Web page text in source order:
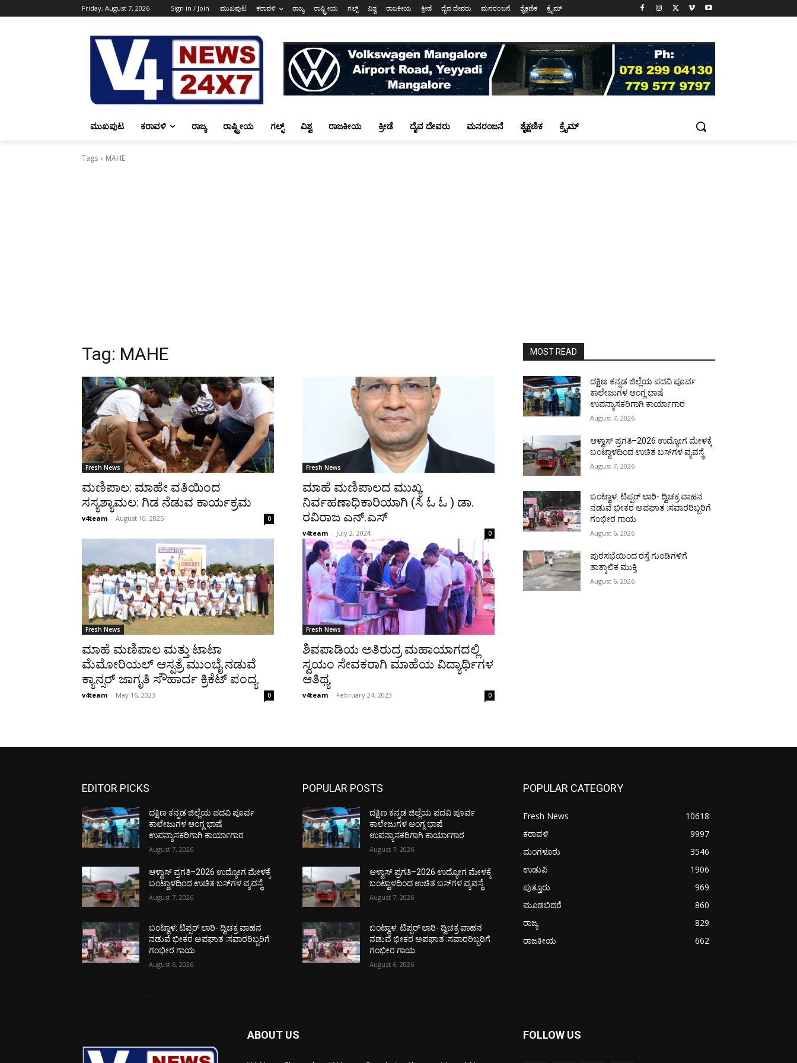
Friday, August 7, 2026 Sign in / Join ಮುಖಪುಟ ಕರಾವಳಿ ರಾಜ್ಯ ರಾಷ್ಟ್ರೀಯ ಗಲ್ಫ್ ವಿಶ್ವ ರಾಜಕೀಯ ಕ್ರೀಡೆ ದೈವ ದೇವರು ಮನರಂಜನೆ ಶೈಕ್ಷಣಿಕ ಕ್ರೈಮ್
ಮುಖಪುಟ ಕರಾವಳಿ ರಾಜ್ಯ ರಾಷ್ಟ್ರೀಯ ಗಲ್ಫ್ ವಿಶ್ವ ರಾಜಕೀಯ ಕ್ರೀಡೆ ದೈವ ದೇವರು ಮನರಂಜನೆ ಶೈಕ್ಷಣಿಕ ಕ್ರೈಮ್
Tags MAHE
Tag: MAHE
Fresh News
ಮಣಿಪಾಲ: ಮಾಹೇ ವತಿಯಿಂದ
ಸಸ್ಯಶ್ಯಾಮಲ: ಗಿಡ ನೆಡುವ ಕಾರ್ಯಕ್ರಮ
v4team - August 10, 2025 0
Fresh News
ಮಾಹೆ ಮಣಿಪಾಲದ ಮುಖ್ಯ
ನಿರ್ವಹಣಾಧಿಕಾರಿಯಾಗಿ (ಸಿ ಓ ಓ ) ಡಾ.
ರವಿರಾಜ ಎನ್.ಎಸ್
v4team - July 2, 2024 0
Fresh News
ಮಾಹೆ ಮಣಿಪಾಲ ಮತ್ತು ಟಾಟಾ
ಮೆಮೋರಿಯಲ್ ಆಸ್ಪತ್ರೆ ಮುಂಬೈ ನಡುವೆ
ಕ್ಯಾನ್ಸರ್ ಜಾಗೃತಿ ಸೌಹಾರ್ದ ಕ್ರಿಕೆಟ್ ಪಂದ್ಯ
v4team - May 16, 2023 0
Fresh News
ಶಿವಪಾಡಿಯ ಅತಿರುದ್ರ ಮಹಾಯಾಗದಲ್ಲಿ
ಸ್ವಯಂ ಸೇವಕರಾಗಿ ಮಾಹೆಯ ವಿದ್ಯಾರ್ಥಿಗಳ
ಆತಿಥ್ಯ
v4team - February 24, 2023 0
MOST READ
ದಕ್ಷಿಣ ಕನ್ನಡ ಜಿಲ್ಲೆಯ ಪದವಿ ಪೂರ್ವ
ಕಾಲೇಜುಗಳ ಆಂಗ್ಲ ಭಾಷೆ
ಉಪನ್ಯಾಸಕರಿಗಾಗಿ ಕಾರ್ಯಾಗಾರ
August 7, 2026
ಆಳ್ವಾಸ್ ಪ್ರಗತಿ–2026 ಉದ್ಯೋಗ ಮೇಳಕ್ಕೆ
ಬಂಟ್ವಾಳದಿಂದ ಉಚಿತ ಬಸ್‌ಗಳ ವ್ಯವಸ್ಥೆ
August 7, 2026
ಬಂಟ್ವಾಳ: ಟಿಪ್ಪರ್ ಲಾರಿ- ದ್ವಿಚಕ್ರ ವಾಹನ
ನಡುವೆ ಭೀಕರ ಅಪಘಾತ :ಸವಾರರಿಬ್ಬರಿಗೆ
ಗಂಭೀರ ಗಾಯ
August 6, 2026
ಪುರಸಭೆಯಿಂದ ರಸ್ತೆ ಗುಂಡಿಗಳಿಗೆ
ತಾತ್ಕಾಲಿಕ ಮುಕ್ತಿ
August 6, 2026
EDITOR PICKS
ದಕ್ಷಿಣ ಕನ್ನಡ ಜಿಲ್ಲೆಯ ಪದವಿ ಪೂರ್ವ
ಕಾಲೇಜುಗಳ ಆಂಗ್ಲ ಭಾಷೆ
ಉಪನ್ಯಾಸಕರಿಗಾಗಿ ಕಾರ್ಯಾಗಾರ
August 7, 2026
ಆಳ್ವಾಸ್ ಪ್ರಗತಿ–2026 ಉದ್ಯೋಗ ಮೇಳಕ್ಕೆ
ಬಂಟ್ವಾಳದಿಂದ ಉಚಿತ ಬಸ್‌ಗಳ ವ್ಯವಸ್ಥೆ
August 7, 2026
ಬಂಟ್ವಾಳ: ಟಿಪ್ಪರ್ ಲಾರಿ- ದ್ವಿಚಕ್ರ ವಾಹನ
ನಡುವೆ ಭೀಕರ ಅಪಘಾತ :ಸವಾರರಿಬ್ಬರಿಗೆ
ಗಂಭೀರ ಗಾಯ
August 6, 2026
POPULAR POSTS
ದಕ್ಷಿಣ ಕನ್ನಡ ಜಿಲ್ಲೆಯ ಪದವಿ ಪೂರ್ವ
ಕಾಲೇಜುಗಳ ಆಂಗ್ಲ ಭಾಷೆ
ಉಪನ್ಯಾಸಕರಿಗಾಗಿ ಕಾರ್ಯಾಗಾರ
August 7, 2026
ಆಳ್ವಾಸ್ ಪ್ರಗತಿ–2026 ಉದ್ಯೋಗ ಮೇಳಕ್ಕೆ
ಬಂಟ್ವಾಳದಿಂದ ಉಚಿತ ಬಸ್‌ಗಳ ವ್ಯವಸ್ಥೆ
August 7, 2026
ಬಂಟ್ವಾಳ: ಟಿಪ್ಪರ್ ಲಾರಿ- ದ್ವಿಚಕ್ರ ವಾಹನ
ನಡುವೆ ಭೀಕರ ಅಪಘಾತ :ಸವಾರರಿಬ್ಬರಿಗೆ
ಗಂಭೀರ ಗಾಯ
August 6, 2026
POPULAR CATEGORY
Fresh News
10618
ಕರಾವಳಿ
9997
ಮಂಗಳೂರು
3546
ಉಡುಪಿ
1906
ಪುತ್ತೂರು
969
ಮೂಡಬಿದರೆ
860
ರಾಜ್ಯ
829
ರಾಜಕೀಯ
662
ABOUT US FOLLOW US